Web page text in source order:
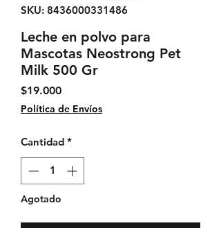
SKU: 8436000331486
Leche en polvo para
Mascotas Neostrong Pet
Milk 500 Gr
$19.000Precio
Política de Envíos
Cantidad *
Agotado